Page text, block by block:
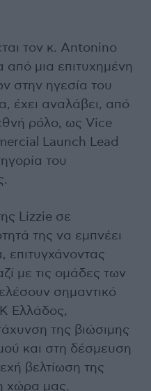
τον κ. Antonino
από μια επιτυχημένη
στην ηγεσία του
έχει αναλάβει, από
ρόλο, ως Vice
Launch Lead
του
Lizzie σε
της να εμπνέει
επιτυγχάνοντας
με τις ομάδες των
σημαντικό
Ελλάδος,
της βιώσιμης
και στη δέσμευση
βελτίωση της
χώρα μας.